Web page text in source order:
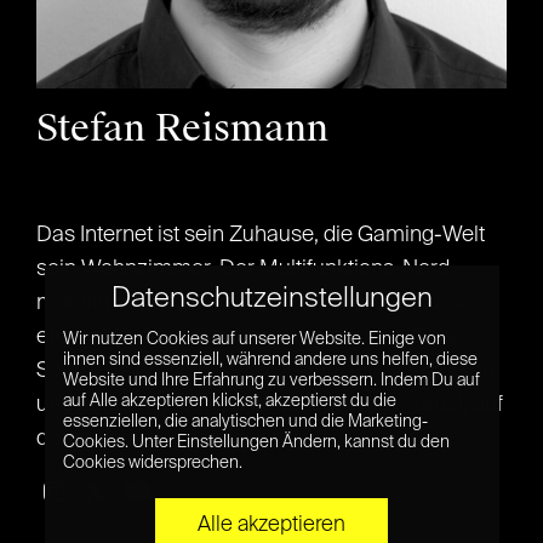
Stefan Reismann
Das Internet ist sein Zuhause, die Gaming-Welt
sein Wohnzimmer. Der Multifunktions-Nerd
machte eine Ausbildung zum Programmierer,
entdeckte dann aber vor allem die inhaltliche
Seite für sich. Nun schreibt er für die Netzpiloten
und betreibt nebenher einen Let’s Play-Kanal, auf
dem reichlich gedaddelt wird.
Datenschutzeinstellungen
Wir nutzen Cookies auf unserer Website. Einige von
ihnen sind essenziell, während andere uns helfen, diese
Website und Ihre Erfahrung zu verbessern. Indem Du auf
auf Alle akzeptieren klickst, akzeptierst du die
essenziellen, die analytischen und die Marketing-
Cookies. Unter Einstellungen Ändern, kannst du den
Cookies widersprechen.
Alle akzeptieren